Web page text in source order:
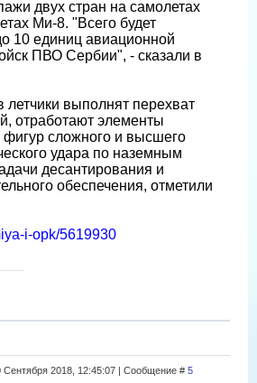
двух стран на самолетах
Ми-8. "Всего будет
10 единиц авиационной
ПВО Сербии", - сказали в
летчики выполнят перехват
отработают элементы
фигур сложного и высшего
удара по наземным
десантирования и
обеспечения, отметили
i-opk/5619930
Сентября 2018, 12:45:07 | Сообщение # 5